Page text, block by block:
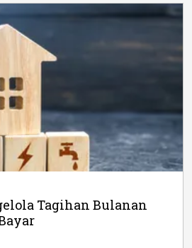
Tagihan Bulanan